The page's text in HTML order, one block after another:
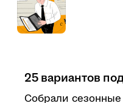
25 вариантов
Собрали